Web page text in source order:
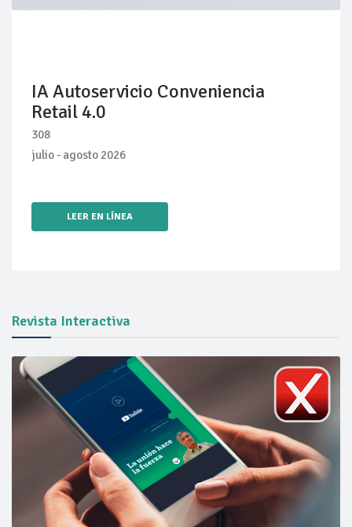
IA Autoservicio Conveniencia
Retail 4.0
308
julio - agosto 2026
LEER EN LÍNEA
Revista Interactiva